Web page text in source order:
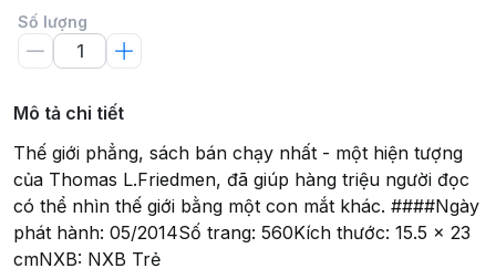
Số lượng
Mô tả chi tiết
Thế giới phẳng, sách bán chạy nhất - một hiện tượng
của Thomas L.Friedmen, đã giúp hàng triệu người đọc
có thể nhìn thế giới bằng một con mắt khác. ####Ngày
phát hành: 05/2014Số trang: 560Kích thước: 15.5 x 23
cmNXB: NXB Trẻ